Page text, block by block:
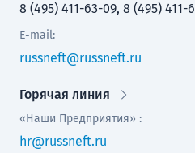
8 (495) 411-63-09, 8 (495) 411-
E-mail:
russneft@russneft.ru
Горячая линия
«Наши Предприятия» :
hr@russneft.ru